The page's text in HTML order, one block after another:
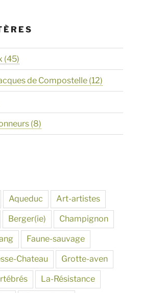
(45)
de Compostelle (12)
(8)
Aqueduc Art-artistes
Berger(ie) Champignon
Faune-sauvage
Chateau Grotte-aven
La-Résistance